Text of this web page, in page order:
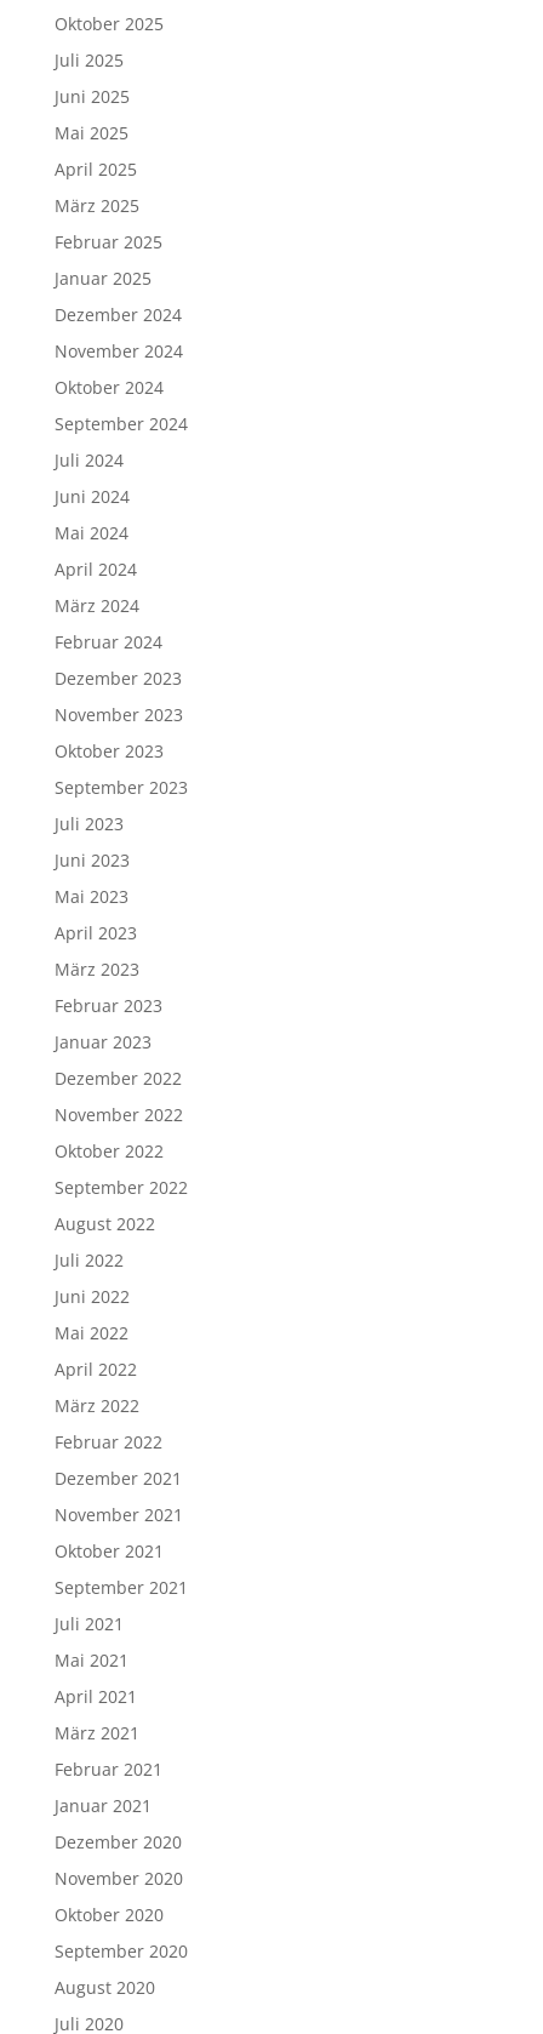
Oktober 2025
Juli 2025
Juni 2025
Mai 2025
April 2025
März 2025
Februar 2025
Januar 2025
Dezember 2024
November 2024
Oktober 2024
September 2024
Juli 2024
Juni 2024
Mai 2024
April 2024
März 2024
Februar 2024
Dezember 2023
November 2023
Oktober 2023
September 2023
Juli 2023
Juni 2023
Mai 2023
April 2023
März 2023
Februar 2023
Januar 2023
Dezember 2022
November 2022
Oktober 2022
September 2022
August 2022
Juli 2022
Juni 2022
Mai 2022
April 2022
März 2022
Februar 2022
Dezember 2021
November 2021
Oktober 2021
September 2021
Juli 2021
Mai 2021
April 2021
März 2021
Februar 2021
Januar 2021
Dezember 2020
November 2020
Oktober 2020
September 2020
August 2020
Juli 2020